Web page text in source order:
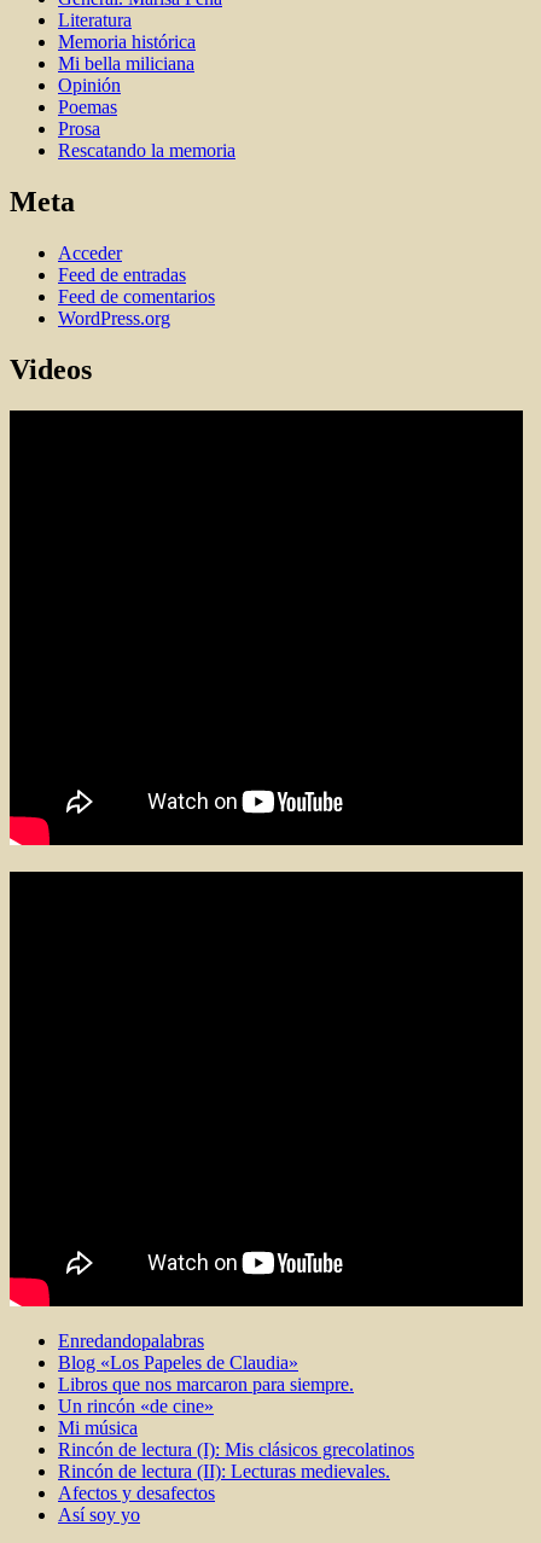
Literatura
Memoria histórica
Mi bella miliciana
Opinión
Poemas
Prosa
Rescatando la memoria
Meta
Acceder
Feed de entradas
Feed de comentarios
WordPress.org
Videos
Enredandopalabras
Blog «Los Papeles de Claudia»
Libros que nos marcaron para siempre.
Un rincón «de cine»
Mi música
Rincón de lectura (I): Mis clásicos grecolatinos
Rincón de lectura (II): Lecturas medievales.
Afectos y desafectos
Así soy yo